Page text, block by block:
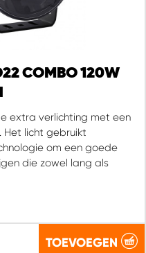
COMBO 120W
extra verlichting met een
Het licht gebruikt
om een goede
die zowel lang als
TOEVOEGEN